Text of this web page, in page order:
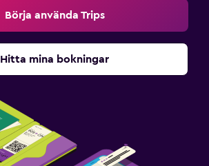
Börja använda Trips
Hitta mina bokningar